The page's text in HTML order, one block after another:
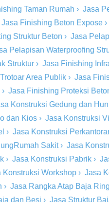
Taman Rumah › Jasa
Jasa Finishing Beton Expose ›
Struktur Beton › Jasa
Pelapisan Waterproofing
Struktur › Jasa Finishing
Area Publik › Jasa
› Jasa Finishing Proteksi
Konstruksi Gedung dan
dan Kios › Jasa Konstruksi
› Jasa Konstruksi
Sakit› Jasa
› Jasa Konstruksi Pabrik ›
Konstruksi Workshop › Jasa
› Jasa Rangka Atap Baja
dan Besi › Jasa Struktur